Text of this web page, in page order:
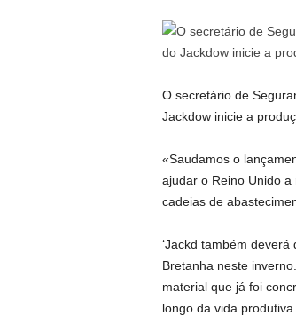
O secretário de
Jackdow inicie a
«Saudamos o
ajudar o Reino Unido
cadeias de
‘Jackd também
Bretanha neste
material que já foi
longo da vida